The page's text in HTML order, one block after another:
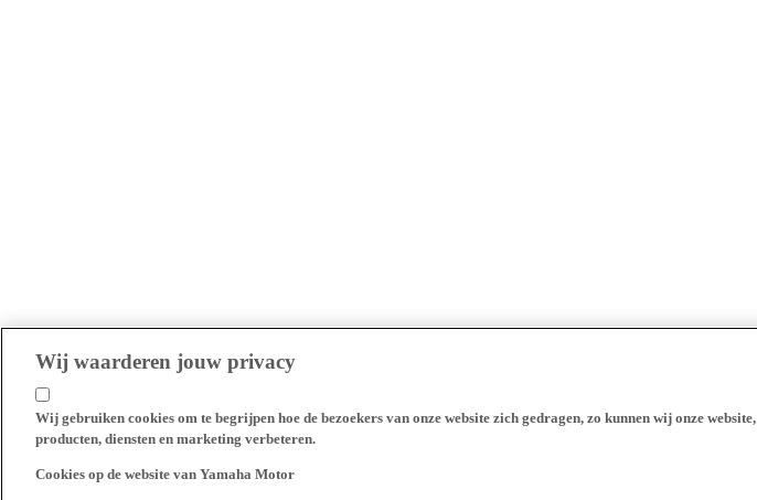
Wij waarderen jouw privacy
Wij gebruiken cookies om te begrijpen hoe de bezoekers van onze website zich gedragen, zo kunnen wij onze website,
producten, diensten en marketing verbeteren.
Cookies op de website van Yamaha Motor